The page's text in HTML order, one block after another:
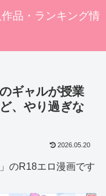
品・ランキング情
ギャルが授業
、やり過ぎな
2026.05.20
のR18エロ漫画です